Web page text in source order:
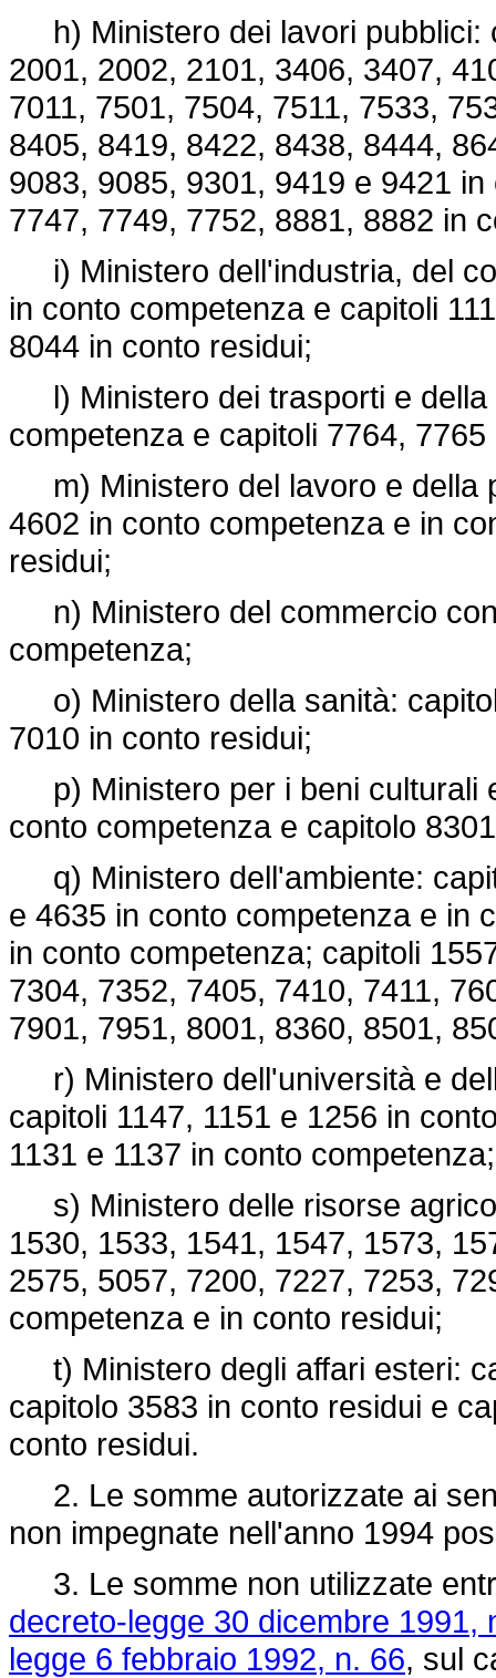
h) Ministero dei lavori pubblici:
2001, 2002, 2101, 3406, 3407,
7011, 7501, 7504, 7511, 7533,
8405, 8419, 8422, 8438, 8444,
9083, 9085, 9301, 9419 e 9421
7747, 7749, 7752, 8881, 8882 in
i) Ministero dell'industria, del
in conto competenza e capitoli
8044 in conto residui;
l) Ministero dei trasporti e della
competenza e capitoli 7764,
m) Ministero del lavoro e della
4602 in conto competenza e in
residui;
n) Ministero del commercio
competenza;
o) Ministero della sanità:
7010 in conto residui;
p) Ministero per i beni culturali
conto competenza e capitolo
q) Ministero dell'ambiente:
e 4635 in conto competenza e in
in conto competenza; capitoli
7304, 7352, 7405, 7410, 7411,
7901, 7951, 8001, 8360, 8501,
r) Ministero dell'università e
capitoli 1147, 1151 e 1256 in
1131 e 1137 in conto competenza;
s) Ministero delle risorse
1530, 1533, 1541, 1547, 1573,
2575, 5057, 7200, 7227, 7253,
competenza e in conto residui;
t) Ministero degli affari esteri:
capitolo 3583 in conto residui e
conto residui.
2. Le somme autorizzate ai
non impegnate nell'anno 1994
3. Le somme non utilizzate
decreto-legge 30 dicembre 1991,
legge 6 febbraio 1992, n. 66, sul